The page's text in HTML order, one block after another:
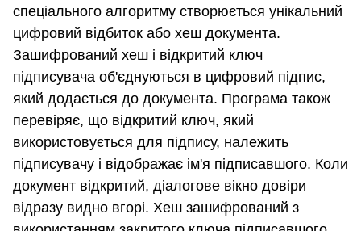
спеціального алгоритму створюється унікальний
цифровий відбиток або хеш документа.
Зашифрований хеш і відкритий ключ
підписувача об'єднуються в цифровий підпис,
який додається до документа. Програма також
перевіряє, що відкритий ключ, який
використовується для підпису, належить
підписувачу і відображає ім'я підписавшого. Коли
документ відкритий, діалогове вікно довіри
відразу видно вгорі. Хеш зашифрований з